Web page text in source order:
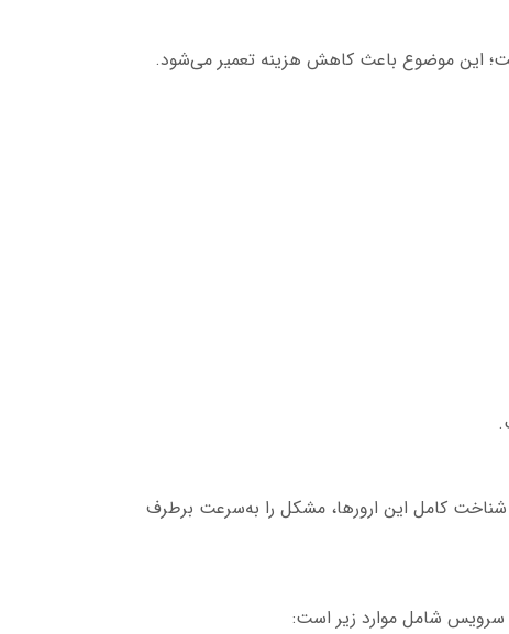
این موضوع باعث کاهش هزینه تعمیر می‌شود.
کامل این ارورها، مشکل را به‌سرعت برطرف
شامل موارد زیر است: